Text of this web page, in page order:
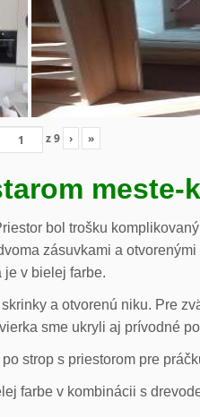
z9 › »
meste-
bol trošku
zásuvkami a
je v bielej farbe.
a otvorenú niku. Pre
sme ukryli aj prívodné
strop s priestorom pre
farbe v kombinácii s